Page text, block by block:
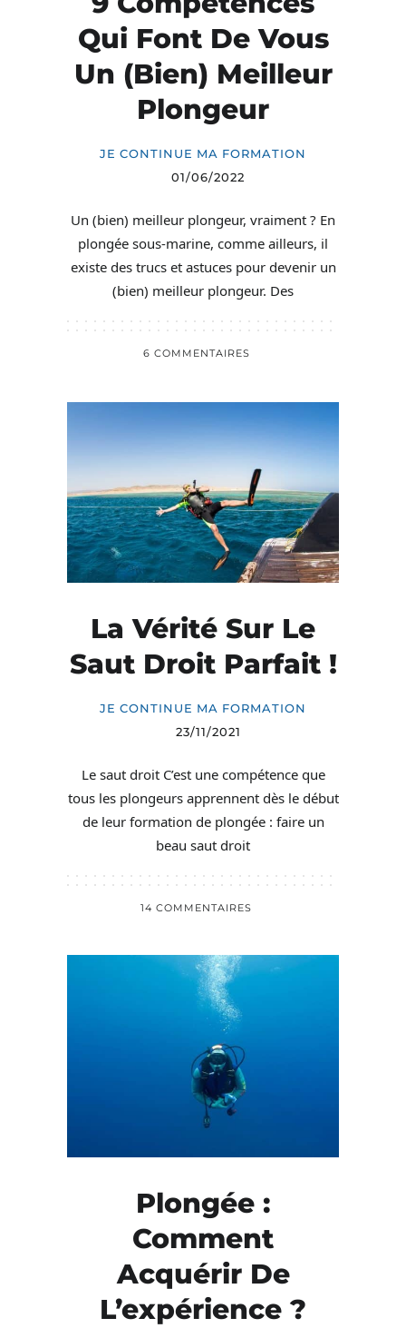
Qui Font De Vous
Un (bien) Meilleur
Plongeur
JE CONTINUE MA FORMATION
01/06/2022
Un (bien) meilleur plongeur, vraiment ? En
plongée sous-marine, comme ailleurs, il
existe des trucs et astuces pour devenir un
(bien) meilleur plongeur. Des
6 COMMENTAIRES
La Vérité Sur Le
Saut Droit Parfait !
JE CONTINUE MA FORMATION
23/11/2021
Le saut droit C’est une compétence que
tous les plongeurs apprennent dès le début
de leur formation de plongée : faire un
beau saut droit
14 COMMENTAIRES
Plongée :
Comment
Acquérir De
L’expérience ?